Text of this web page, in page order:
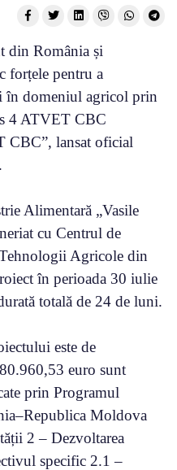
din România și
forțele pentru a
în domeniul agricol prin
4 ATVET CBC
CBC”, lansat oficial
Alimentară „Vasile
cu Centrul de
Agricole din
în perioada 30 iulie
totală de 24 de luni.
este de
euro sunt
prin Programul
Moldova
2 – Dezvoltarea
specific 2.1 –